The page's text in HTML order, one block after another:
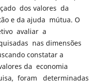
dos valores da
e da ajuda mútua. O
avaliar a
nas dimensões
constatar a
da economia
foram determinadas